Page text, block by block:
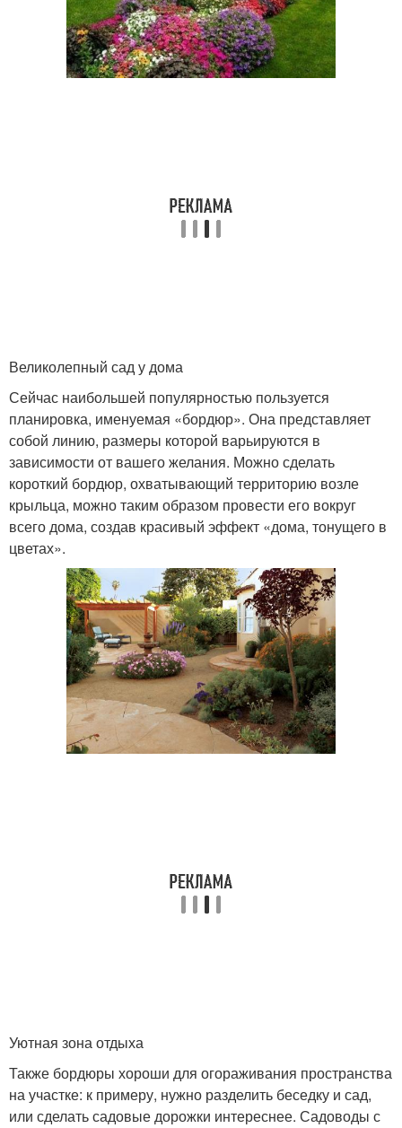
Великолепный сад у дома
Сейчас наибольшей популярностью пользуется
планировка, именуемая «бордюр». Она представляет
собой линию, размеры которой варьируются в
зависимости от вашего желания. Можно сделать
короткий бордюр, охватывающий территорию возле
крыльца, можно таким образом провести его вокруг
всего дома, создав красивый эффект «дома, тонущего в
цветах».
Уютная зона отдыха
Также бордюры хороши для огораживания пространства
на участке: к примеру, нужно разделить беседку и сад,
или сделать садовые дорожки интереснее. Садоводы с